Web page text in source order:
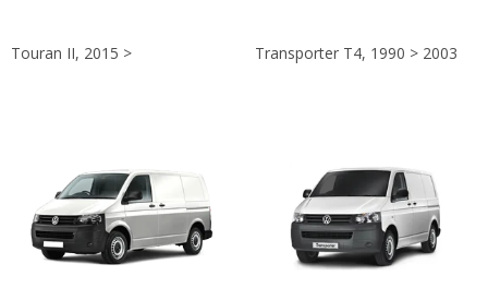
Touran II, 2015 > Transporter T4, 1990 > 2003